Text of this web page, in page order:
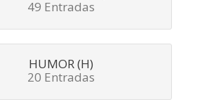
49 Entradas
HUMOR (H)
20 Entradas